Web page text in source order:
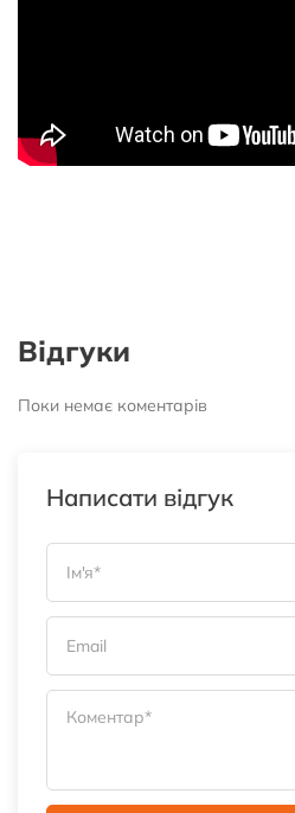
Відгуки
Поки немає коментарів
Написати відгук